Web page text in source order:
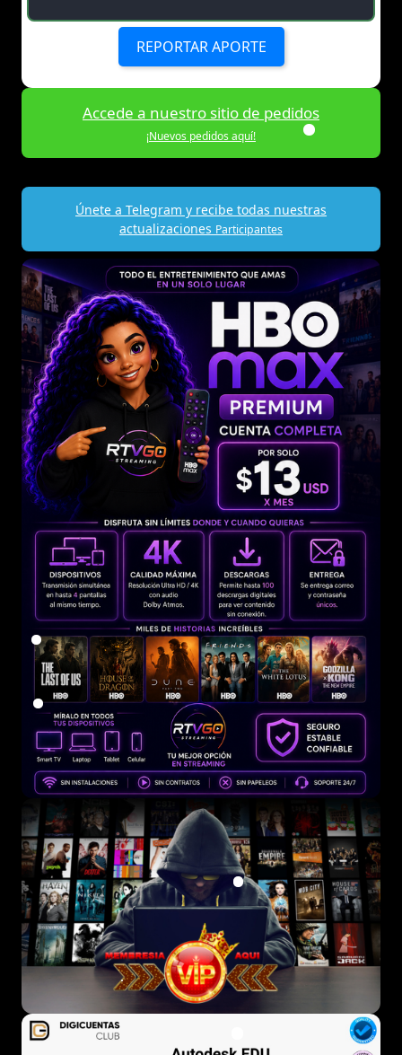
REPORTAR APORTE
Accede a nuestro sitio de pedidos
¡Nuevos pedidos aquí!
Únete a Telegram y recibe todas nuestras
actualizaciones Participantes